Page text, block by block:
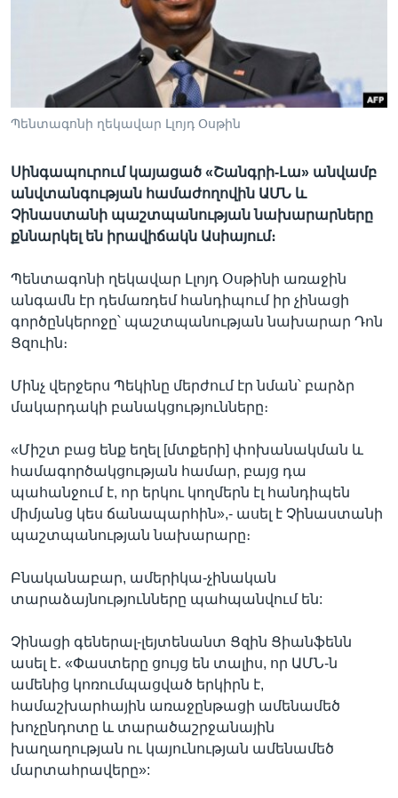
Լեզուներ
Պենտագոնի ղեկավար Լլոյդ Օսթին
Սինգապուրում կայացած «Շանգրի-Լա» անվամբ
անվտանգության համաժողովին ԱՄՆ և
Չինաստանի պաշտպանության նախարարները
քննարկել են իրավիճակն Ասիայում։
Պենտագոնի ղեկավար Լլոյդ Օսթինի առաջին
անգամն էր դեմառդեմ հանդիպում իր չինացի
գործընկերոջը՝ պաշտպանության նախարար Դոն
Ցզուին։
Մինչ վերջերս Պեկինը մերժում էր նման՝ բարձր
մակարդակի բանակցությունները։
«Միշտ բաց ենք եղել [մտքերի] փոխանակման և
համագործակցության համար, բայց դա
պահանջում է, որ երկու կողմերն էլ հանդիպեն
միմյանց կես ճանապարհին»,- ասել է Չինաստանի
պաշտպանության նախարարը։
Բնականաբար, ամերիկա-չինական
տարաձայնությունները պահպանվում են:
Չինացի գեներալ-լեյտենանտ Ցզին Ցիանֆենն
ասել է․ «Փաստերը ցույց են տալիս, որ ԱՄՆ-ն
ամենից կոռումպացված երկիրն է,
համաշխարհային առաջընթացի ամենամեծ
խոչընդոտը և տարածաշրջանային
խաղաղության ու կայունության ամենամեծ
մարտահրավերը»: